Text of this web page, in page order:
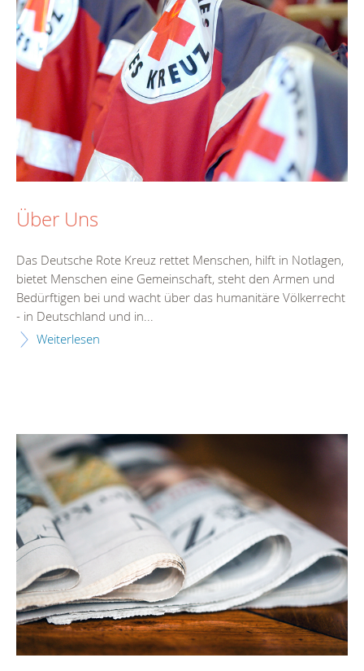
Über Uns
Das Deutsche Rote Kreuz rettet Menschen, hilft in Notlagen,
bietet Menschen eine Gemeinschaft, steht den Armen und
Bedürftigen bei und wacht über das humanitäre Völkerrecht
- in Deutschland und in...
Weiterlesen